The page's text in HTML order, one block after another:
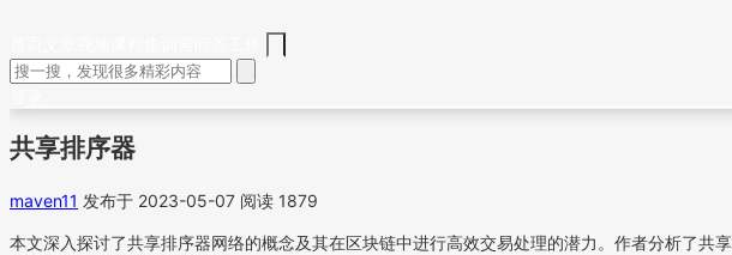
共享排序器
maven11 发布于 2023-05-07 阅读 1879
本文深入探讨了共享排序器网络的概念及其在区块链中进行高效交易处理的潜力。作者分析了